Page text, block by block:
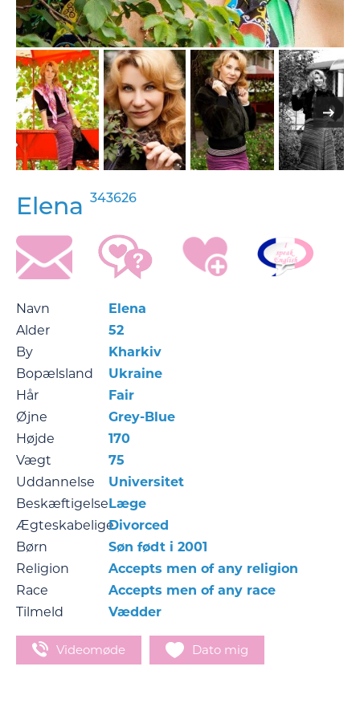
Elena 343626
Navn
Elena
Alder
52
By
Kharkiv
Bopælsland
Ukraine
Hår
Fair
Øjne
Grey-Blue
Højde
170
Vægt
75
Uddannelse
Universitet
BeskæftigelseLæge
ÆgteskabeligeDivorced
Børn
Søn født i 2001
Religion
Accepts men of any religion
Race
Accepts men of any race
Tilmeld
Vædder
Videomøde Dato mig